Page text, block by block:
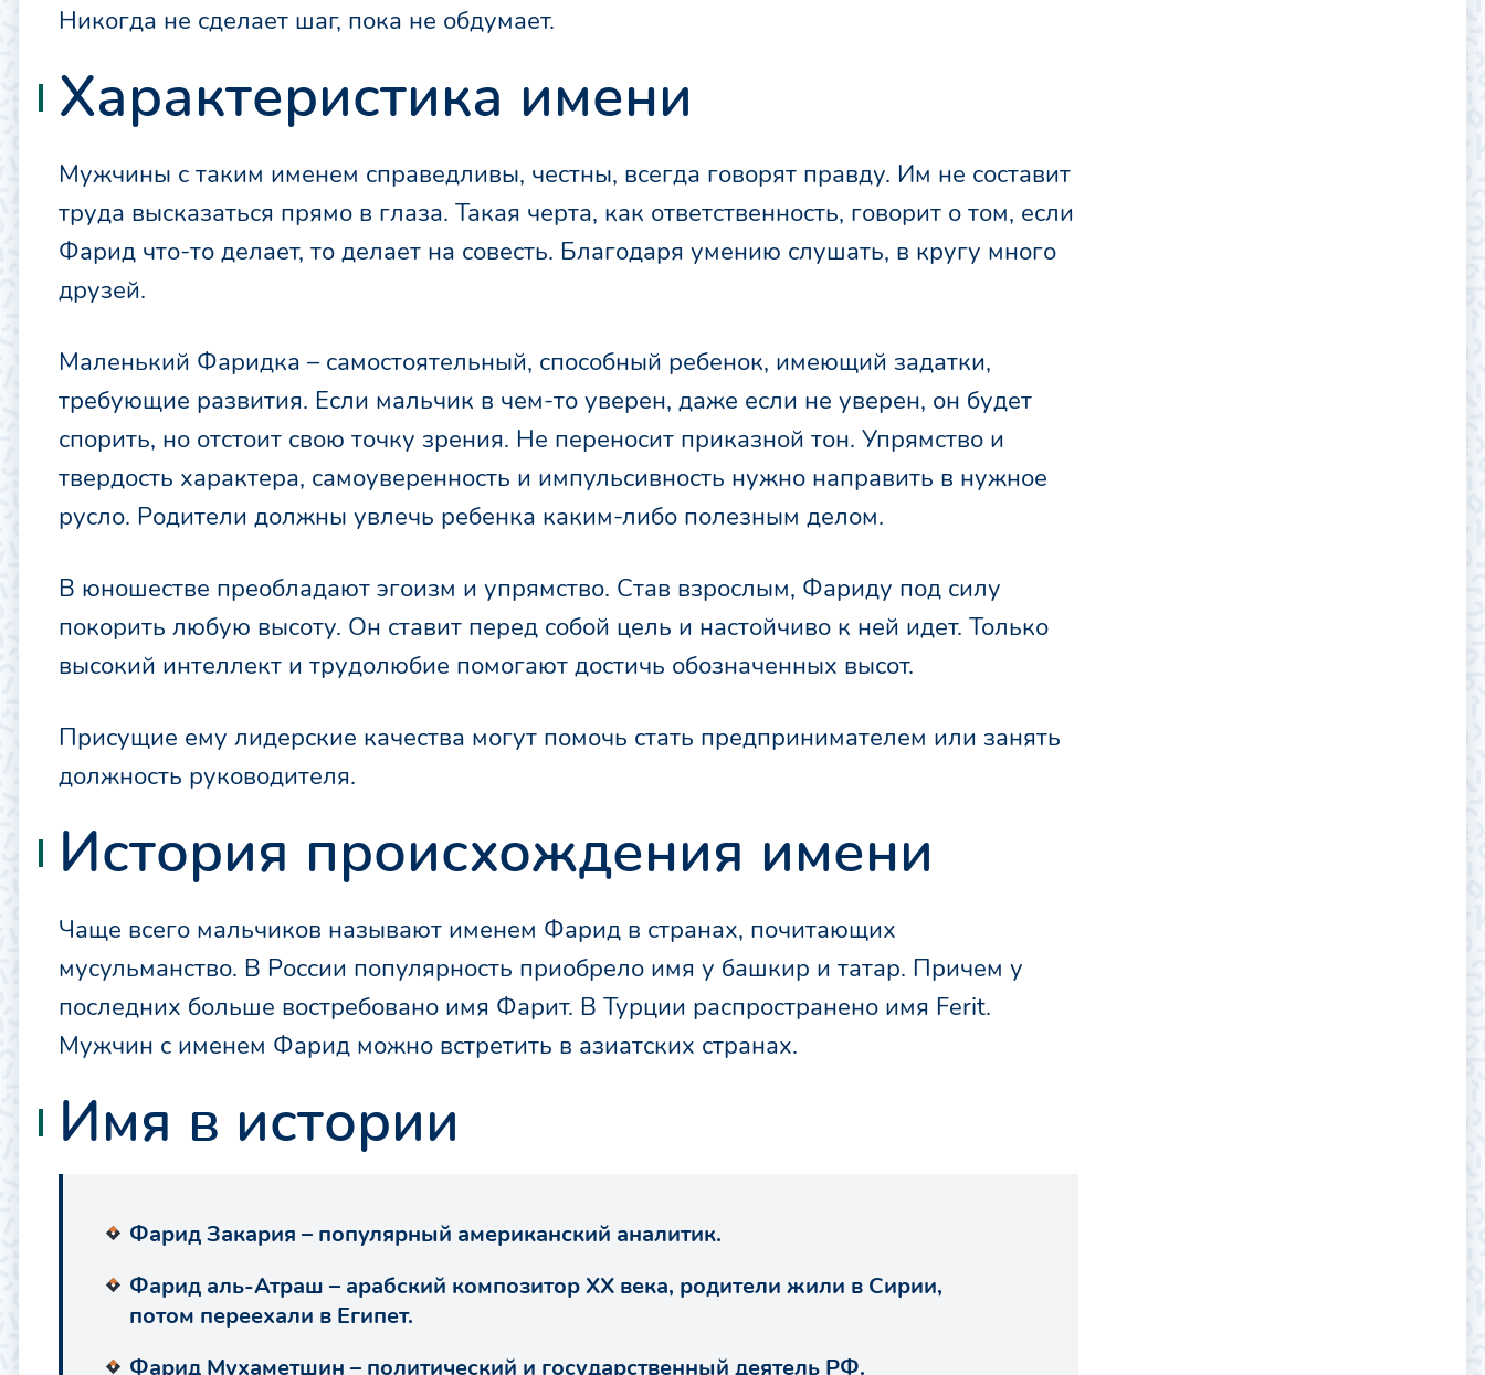
Никогда не сделает шаг, пока не обдумает.
Характеристика имени
Мужчины с таким именем справедливы, честны, всегда говорят правду. Им не составит
труда высказаться прямо в глаза. Такая черта, как ответственность, говорит о том, если
Фарид что-то делает, то делает на совесть. Благодаря умению слушать, в кругу много
друзей.
Маленький Фаридка – самостоятельный, способный ребенок, имеющий задатки,
требующие развития. Если мальчик в чем-то уверен, даже если не уверен, он будет
спорить, но отстоит свою точку зрения. Не переносит приказной тон. Упрямство и
твердость характера, самоуверенность и импульсивность нужно направить в нужное
русло. Родители должны увлечь ребенка каким-либо полезным делом.
В юношестве преобладают эгоизм и упрямство. Став взрослым, Фариду под силу
покорить любую высоту. Он ставит перед собой цель и настойчиво к ней идет. Только
высокий интеллект и трудолюбие помогают достичь обозначенных высот.
Присущие ему лидерские качества могут помочь стать предпринимателем или занять
должность руководителя.
История происхождения имени
Чаще всего мальчиков называют именем Фарид в странах, почитающих
мусульманство. В России популярность приобрело имя у башкир и татар. Причем у
последних больше востребовано имя Фарит. В Турции распространено имя Ferit.
Мужчин с именем Фарид можно встретить в азиатских странах.
Имя в истории
Фарид Закария – популярный американский аналитик.
Фарид аль-Атраш – арабский композитор XX века, родители жили в Сирии,
потом переехали в Египет.
Фарид Мухаметшин – политический и государственный деятель РФ.